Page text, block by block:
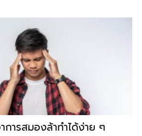
การสมองล้าทำได้ง่าย ๆ